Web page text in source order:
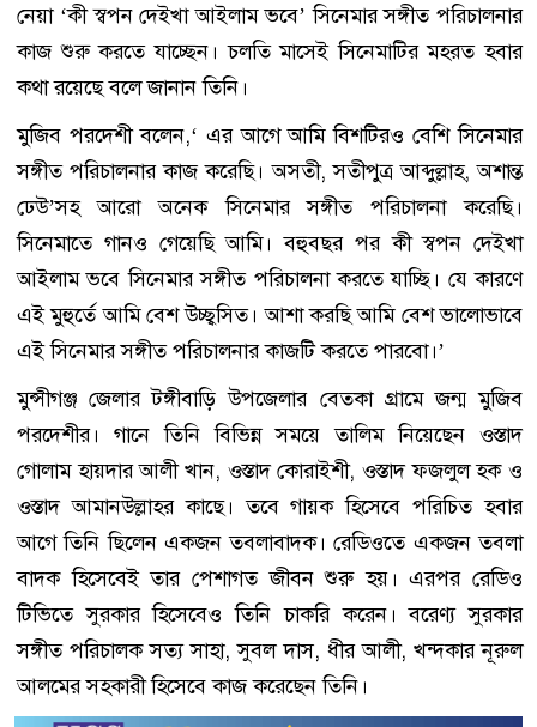
নেয়া ‘কী স্বপন দেইখা আইলাম ভবে’ সিনেমার সঙ্গীত পরিচালনার
কাজ শুরু করতে যাচ্ছেন। চলতি মাসেই সিনেমাটির মহরত হবার
কথা রয়েছে বলে জানান তিনি।
মুজিব পরদেশী বলেন,‘ এর আগে আমি বিশটিরও বেশি সিনেমার
সঙ্গীত পরিচালনার কাজ করেছি। অসতী, সতীপুত্র আব্দুল্লাহ, অশান্ত
ঢেউ’সহ আরো অনেক সিনেমার সঙ্গীত পরিচালনা করেছি।
সিনেমাতে গানও গেয়েছি আমি। বহুবছর পর কী স্বপন দেইখা
আইলাম ভবে সিনেমার সঙ্গীত পরিচালনা করতে যাচ্ছি। যে কারণে
এই মুহুর্তে আমি বেশ উচ্ছ্বসিত। আশা করছি আমি বেশ ভালোভাবে
এই সিনেমার সঙ্গীত পরিচালনার কাজটি করতে পারবো।’
মুন্সীগঞ্জ জেলার টঙ্গীবাড়ি উপজেলার বেতকা গ্রামে জন্ম মুজিব
পরদেশীর। গানে তিনি বিভিন্ন সময়ে তালিম নিয়েছেন ওস্তাদ
গোলাম হায়দার আলী খান, ওস্তাদ কোরাইশী, ওস্তাদ ফজলুল হক ও
ওস্তাদ আমানউল্লাহর কাছে। তবে গায়ক হিসেবে পরিচিত হবার
আগে তিনি ছিলেন একজন তবলাবাদক। রেডিওতে একজন তবলা
বাদক হিসেবেই তার পেশাগত জীবন শুরু হয়। এরপর রেডিও
টিভিতে সুরকার হিসেবেও তিনি চাকরি করেন। বরেণ্য সুরকার
সঙ্গীত পরিচালক সত্য সাহা, সুবল দাস, ধীর আলী, খন্দকার নূরুল
আলমের সহকারী হিসেবে কাজ করেছেন তিনি।